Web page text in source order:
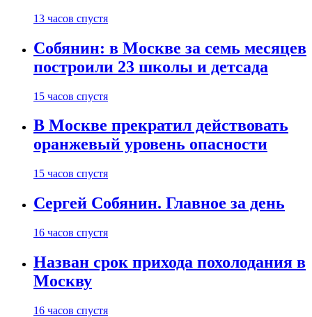
13 часов спустя
Собянин: в Москве за семь месяцев
построили 23 школы и детсада
15 часов спустя
В Москве прекратил действовать
оранжевый уровень опасности
15 часов спустя
Сергей Собянин. Главное за день
16 часов спустя
Назван срок прихода похолодания в
Москву
16 часов спустя